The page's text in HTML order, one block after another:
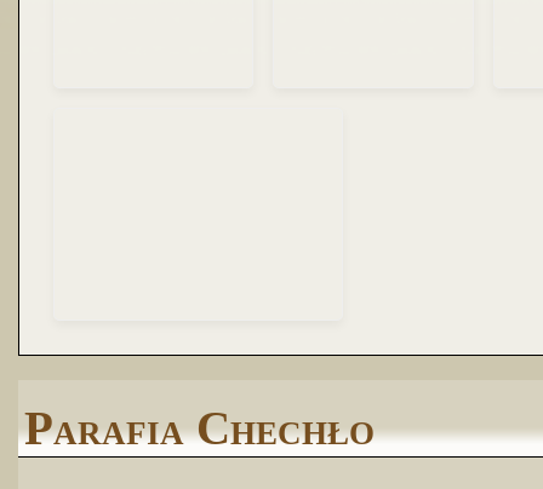
Parafia Chechło